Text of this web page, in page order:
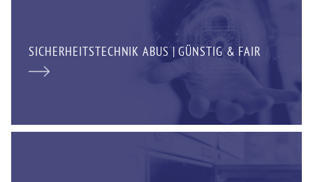
SICHERHEITSTECHNIK ABUS | GÜNSTIG & FAIR